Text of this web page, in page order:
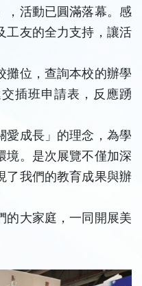
，活動已圓滿落幕。感
工友的全力支持，讓活
攤位，查詢本校的辦學
插班申請表，反應踴
愛成長」的理念，為學
境。是次展覽不僅加深
了我們的教育成果與辦
的大家庭，一同開展美